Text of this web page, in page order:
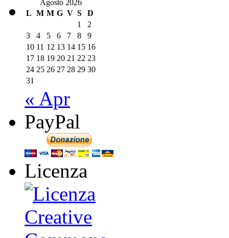
Agosto 2026
L M M G V S
D
1
2
3
4 5 6 7 8
9
10 11 12 13 14 15 16
17 18 19 20 21 22 23
24 25 26 27 28 29 30
31
« Apr
PayPal
Licenza